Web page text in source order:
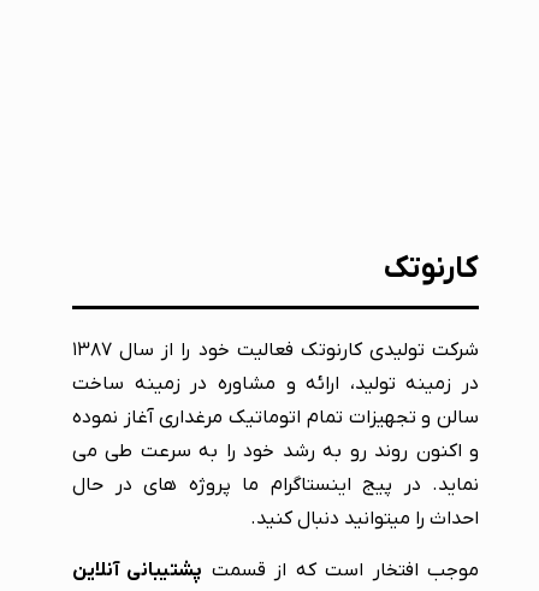
کارنوتک
شرکت تولیدی کارنوتک فعالیت خود را از سال ۱۳۸۷
در زمینه تولید، ارائه و مشاوره در زمینه ساخت
سالن و تجهیزات تمام اتوماتیک مرغداری آغاز نموده
و اکنون روند رو به رشد خود را به سرعت طی می
نماید. در پیج اینستاگرام ما پروژه های در حال
احداث را میتوانید دنبال کنید.
موجب افتخار است که از قسمت پشتیبانی آنلاین